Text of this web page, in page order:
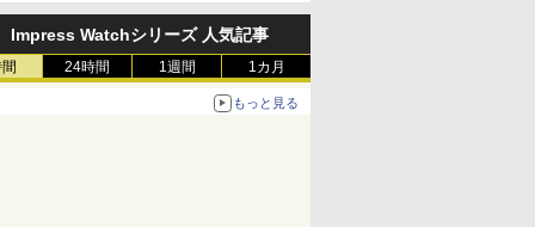
Impress Watchシリーズ 人気記事
24時間 1週間 1カ月
もっと見る